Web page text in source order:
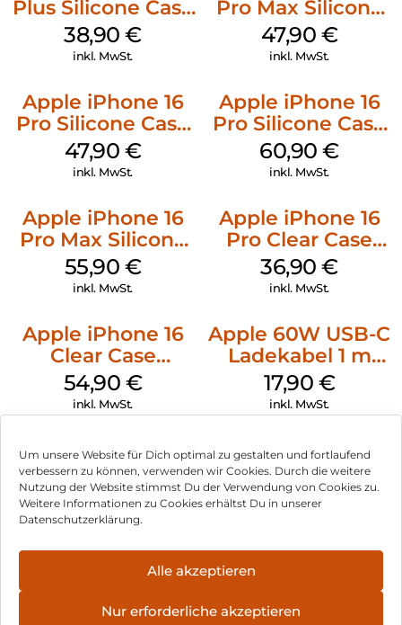
Um unsere Website für Dich optimal zu gestalten und fortlaufend
verbessern zu können, verwenden wir Cookies. Durch die weitere
Nutzung der Website stimmst Du der Verwendung von Cookies zu.
Weitere Informationen zu Cookies erhältst Du in unserer
Datenschutzerklärung.
Alle akzeptieren
Nur erforderliche akzeptieren
Plus Silicone Case
MagSafe Denim
38,90€
inkl. MwSt.
Pro Max Silicone
Case MagSafe
Black
47,90 €
inkl. MwSt.
Apple iPhone 16
Pro Silicone Case
MagSafe Denim
47,90 €
inkl. MwSt.
Apple iPhone 16
Pro Silicone Case
MagSafe Stone
Gray
60,90€
inkl. MwSt.
Apple iPhone 16
Pro Max Silicone
Case MagSafe
Stone Gray
55,90 €
inkl. MwSt.
Apple iPhone 16
Pro Clear Case
MagSafe
Transparent
36,90€
inkl. MwSt.
Apple iPhone 16
Clear Case
MagSafe
Transparent
54,90 €
inkl. MwSt.
Apple 60W USB-C
Ladekabel 1 m
Weiß
17,90 €
inkl. MwSt.
Impressum